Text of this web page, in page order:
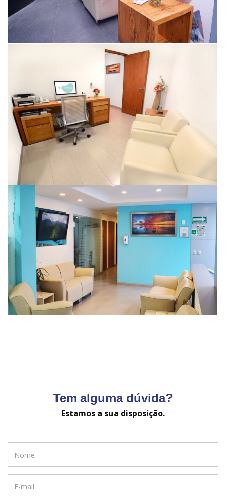
Tem alguma dúvida?
Estamos a sua disposição.